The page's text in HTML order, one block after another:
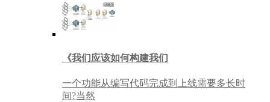
《我们应该如何构建我们
一个功能从编写代码完成到上线需要多长时
间?当然